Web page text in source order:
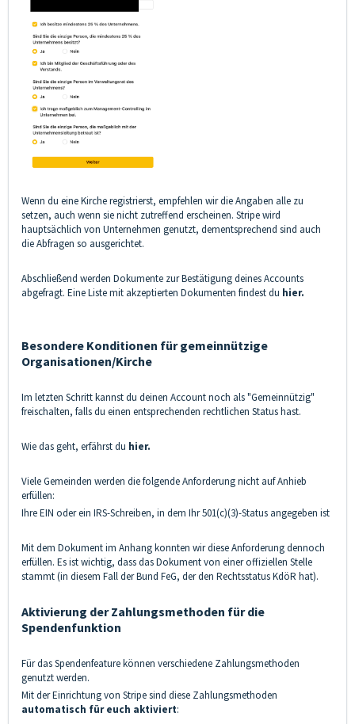
Wenn du eine Kirche registrierst, empfehlen wir die Angaben alle zu
setzen, auch wenn sie nicht zutreffend erscheinen. Stripe wird
hauptsächlich von Unternehmen genutzt, dementsprechend sind auch
die Abfragen so ausgerichtet.
Abschließend werden Dokumente zur Bestätigung deines Accounts
abgefragt. Eine Liste mit akzeptierten Dokumenten findest du hier.
Besondere Konditionen für gemeinnützige
Organisationen/Kirche
Im letzten Schritt kannst du deinen Account noch als "Gemeinnützig"
freischalten, falls du einen entsprechenden rechtlichen Status hast.
Wie das geht, erfährst du hier.
Viele Gemeinden werden die folgende Anforderung nicht auf Anhieb
erfüllen:
Ihre EIN oder ein IRS-Schreiben, in dem Ihr 501(c)(3)-Status angegeben ist
Mit dem Dokument im Anhang konnten wir diese Anforderung dennoch
erfüllen. Es ist wichtig, dass das Dokument von einer offiziellen Stelle
stammt (in diesem Fall der Bund FeG, der den Rechtsstatus KdöR hat).
Aktivierung der Zahlungsmethoden für die
Spendenfunktion
Für das Spendenfeature können verschiedene Zahlungsmethoden
genutzt werden.
Mit der Einrichtung von Stripe sind diese Zahlungsmethoden
automatisch für euch aktiviert: